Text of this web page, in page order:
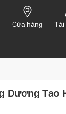
Cửa hàng Tài
Dương Tạo